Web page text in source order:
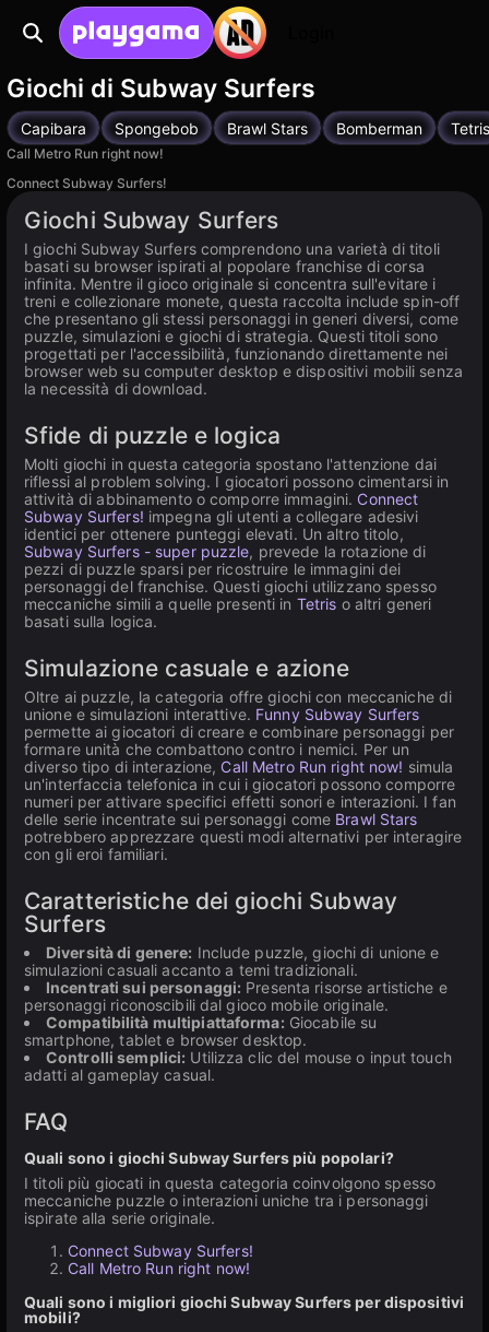
Giochi di Subway Surfers
Capibara Spongebob Brawl Stars Bomberman Tetris
Call Metro Run right now!
Connect Subway Surfers!
Giochi Subway Surfers
I giochi Subway Surfers comprendono una varietà di titoli
basati su browser ispirati al popolare franchise di corsa
infinita. Mentre il gioco originale si concentra sull'evitare i
treni e collezionare monete, questa raccolta include spin-off
che presentano gli stessi personaggi in generi diversi, come
puzzle, simulazioni e giochi di strategia. Questi titoli sono
progettati per l'accessibilità, funzionando direttamente nei
browser web su computer desktop e dispositivi mobili senza
la necessità di download.
Sfide di puzzle e logica
Molti giochi in questa categoria spostano l'attenzione dai
riflessi al problem solving. I giocatori possono cimentarsi in
attività di abbinamento o comporre immagini. Connect
Subway Surfers! impegna gli utenti a collegare adesivi
identici per ottenere punteggi elevati. Un altro titolo,
Subway Surfers - super puzzle, prevede la rotazione di
pezzi di puzzle sparsi per ricostruire le immagini dei
personaggi del franchise. Questi giochi utilizzano spesso
meccaniche simili a quelle presenti in Tetris o altri generi
basati sulla logica.
Simulazione casuale e azione
Oltre ai puzzle, la categoria offre giochi con meccaniche di
unione e simulazioni interattive. Funny Subway Surfers
permette ai giocatori di creare e combinare personaggi per
formare unità che combattono contro i nemici. Per un
diverso tipo di interazione, Call Metro Run right now! simula
un'interfaccia telefonica in cui i giocatori possono comporre
numeri per attivare specifici effetti sonori e interazioni. I fan
delle serie incentrate sui personaggi come Brawl Stars
potrebbero apprezzare questi modi alternativi per interagire
con gli eroi familiari.
Caratteristiche dei giochi Subway
Surfers
Diversità di genere: Include puzzle, giochi di unione e
simulazioni casuali accanto a temi tradizionali.
Incentrati sui personaggi: Presenta risorse artistiche e
personaggi riconoscibili dal gioco mobile originale.
Compatibilità multipiattaforma: Giocabile su
smartphone, tablet e browser desktop.
Controlli semplici: Utilizza clic del mouse o input touch
adatti al gameplay casual.
FAQ
Quali sono i giochi Subway Surfers più popolari?
I titoli più giocati in questa categoria coinvolgono spesso
meccaniche puzzle o interazioni uniche tra i personaggi
ispirate alla serie originale.
Connect Subway Surfers!
Call Metro Run right now!
Quali sono i migliori giochi Subway Surfers per dispositivi
mobili?